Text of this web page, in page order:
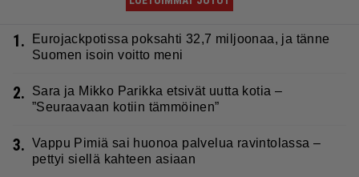
1.
Eurojackpotissa poksahti 32,7 miljoonaa, ja tänne
Suomen isoin voitto meni
2.
Sara ja Mikko Parikka etsivät uutta kotia –
”Seuraavaan kotiin tämmöinen”
3. Vappu Pimiä sai huonoa palvelua ravintolassa –
pettyi siellä kahteen asiaan